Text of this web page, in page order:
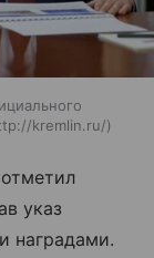
kremlin.ru/
указ
наградами.